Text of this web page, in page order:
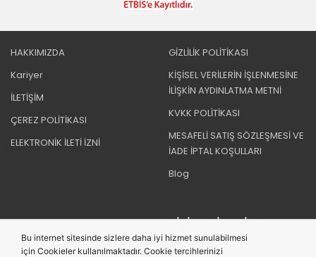
HAKKIMIZDA
Kariyer
İLETİŞİM
ÇEREZ POLİTİKASI
ELEKTRONİK İLETİ İZNİ
GİZLİLİK POLİTİKASI
KİŞİSEL VERİLERİN İŞLENMESİNE
İLİŞKİN AYDINLATMA METNİ
KVKK POLİTİKASI
MESAFELİ SATIŞ SÖZLEŞMESİ VE
İADE İPTAL KOŞULLARI
Blog
BIZI TAKIP EDIN
Bu internet sitesinde sizlere daha iyi hizmet sunulabilmesi
için Cookieler kullanılmaktadır. Cookie tercihlerinizi